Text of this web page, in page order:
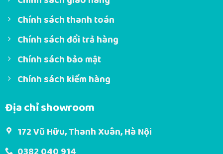
Chính sách thanh toán
Chính sách đổi trả hàng
Chính sách bảo mật
Chính sách kiểm hàng
Địa chỉ showroom
172 Vũ Hữu, Thanh Xuân, Hà Nội